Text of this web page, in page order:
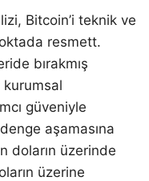
Bitcoin’i teknik ve
resmett.
bırakmış
güveniyle
aşamasına
doların üzerinde
üzerine